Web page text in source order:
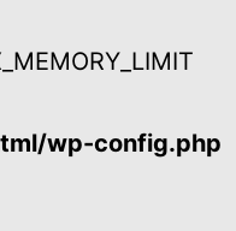
wp-config.php